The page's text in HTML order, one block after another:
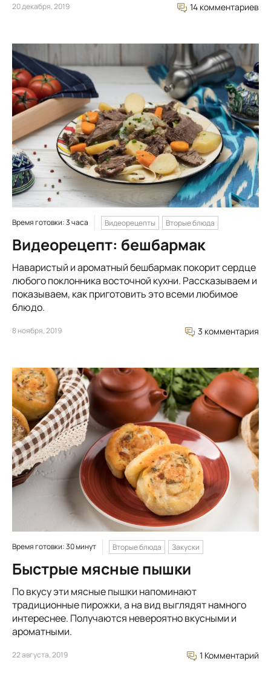
20 декабря, 2019 14 комментариев
Время готовки: 3 часа Видеорецепты Вторые блюда
Видеорецепт: бешбармак
Наваристый и ароматный бешбармак покорит сердце
любого поклонника восточной кухни. Рассказываем и
показываем, как приготовить это всеми любимое
блюдо.
8 ноября, 2019 3 комментария
Время готовки: 30 минут Вторые блюда Закуски
Быстрые мясные пышки
По вкусу эти мясные пышки напоминают
традиционные пирожки, а на вид выглядят намного
интереснее. Получаются невероятно вкусными и
ароматными.
22 августа, 2019 1 Комментарий